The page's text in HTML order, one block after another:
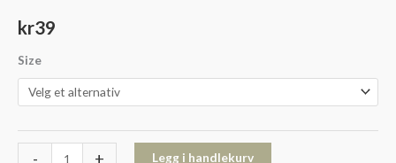
kr39
Size
- + Legg i handlekurv